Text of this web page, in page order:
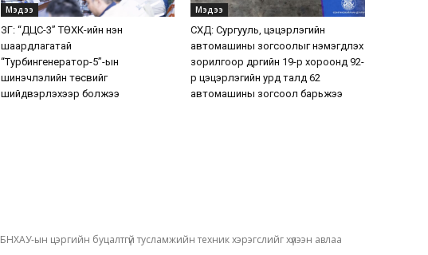
Мэдээ
ЗГ: “ДЦС-3” ТӨХК-ийн нэн
шаардлагатай
“Турбингенератор-5”-ын
шинэчлэлийн төсвийг
шийдвэрлэхээр болжээ
Мэдээ
СХД: Сургууль, цэцэрлэгийн
автомашины зогсоолыг нэмэгдүүлэх
зорилгоор дүүргийн 19-р хороонд 92-
р цэцэрлэгийн урд талд 62
автомашины зогсоол барьжээ